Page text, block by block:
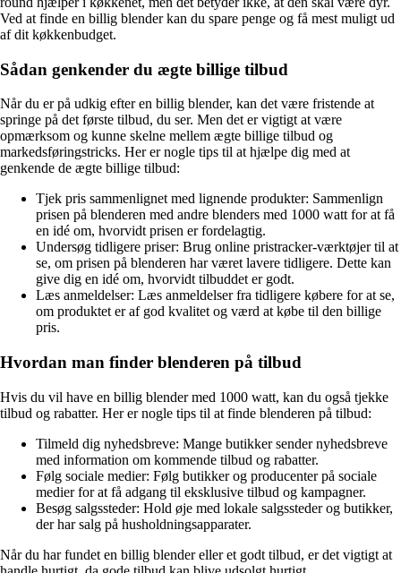
Ved at finde en billig blender kan du spare penge og få mest muligt ud
af dit køkkenbudget.
Sådan genkender du ægte billige tilbud
Når du er på udkig efter en billig blender, kan det være fristende at
springe på det første tilbud, du ser. Men det er vigtigt at være
opmærksom og kunne skelne mellem ægte billige tilbud og
markedsføringstricks. Her er nogle tips til at hjælpe dig med at
genkende de ægte billige tilbud:
Tjek pris sammenlignet med lignende produkter: Sammenlign
prisen på blenderen med andre blenders med 1000 watt for at få
en idé om, hvorvidt prisen er fordelagtig.
Undersøg tidligere priser: Brug online pristracker-værktøjer til at
se, om prisen på blenderen har været lavere tidligere. Dette kan
give dig en idé om, hvorvidt tilbuddet er godt.
Læs anmeldelser: Læs anmeldelser fra tidligere købere for at se,
om produktet er af god kvalitet og værd at købe til den billige
pris.
Hvordan man finder blenderen på tilbud
Hvis du vil have en billig blender med 1000 watt, kan du også tjekke
tilbud og rabatter. Her er nogle tips til at finde blenderen på tilbud:
Tilmeld dig nyhedsbreve: Mange butikker sender nyhedsbreve
med information om kommende tilbud og rabatter.
Følg sociale medier: Følg butikker og producenter på sociale
medier for at få adgang til eksklusive tilbud og kampagner.
Besøg salgssteder: Hold øje med lokale salgssteder og butikker,
der har salg på husholdningsapparater.
Når du har fundet en billig blender eller et godt tilbud, er det vigtigt at